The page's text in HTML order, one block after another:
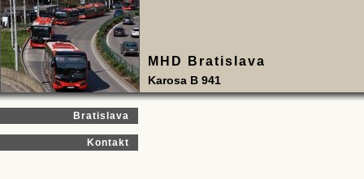
MHD Bratislava
Karosa B 941
Bratislava
Kontakt